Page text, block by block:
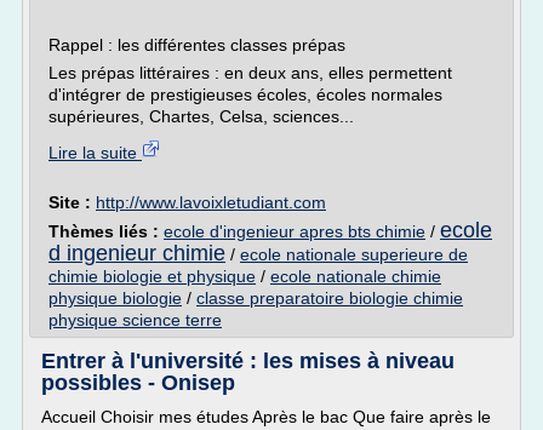
Rappel : les différentes classes prépas
Les prépas littéraires : en deux ans, elles permettent
d'intégrer de prestigieuses écoles, écoles normales
supérieures, Chartes, Celsa, sciences...
Lire la suite
Site : http://www.lavoixletudiant.com
Thèmes liés : ecole d'ingenieur apres bts chimie / ecole
d ingenieur chimie / ecole nationale superieure de
chimie biologie et physique / ecole nationale chimie
physique biologie / classe preparatoire biologie chimie
physique science terre
Entrer à l'université : les mises à niveau
possibles - Onisep
Accueil Choisir mes études Après le bac Que faire après le